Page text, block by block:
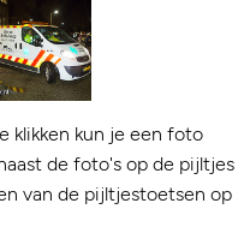
klikken kun je een foto
de foto's op de pijltjes
van de pijltjestoetsen op